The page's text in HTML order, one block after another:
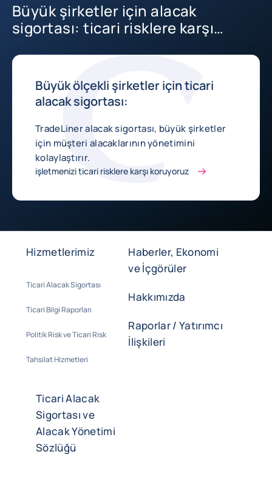
Büyük şirketler için alacak
sigortası: ticari risklere karşı
Büyük ölçekli şirketler için ticari
alacak sigortası:
TradeLiner alacak sigortası, büyük şirketler
için müşteri alacaklarının yönetimini
kolaylaştırır.
işletmenizi ticari risklere karşı koruyoruz
Hizmetlerimiz
Ticari Alacak Sigortası
Ticari Bilgi Raporları
Politik Risk ve Ticari Risk
Tahsilat Hizmetleri
Haberler, Ekonomi
ve İçgörüler
Hakkımızda
Raporlar / Yatırımcı
İlişkileri
Ticari Alacak
Sigortası ve
Alacak Yönetimi
Sözlüğü